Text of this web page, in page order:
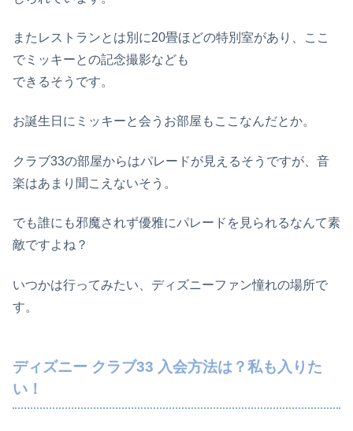
またレストランとは別に20畳ほどの特別室があり、ここ
でミッキーとの記念撮影なども
できるそうです。
お誕生日にミッキーと会うお部屋もここなんだとか。
クラブ33の部屋からはパレードが見えるそうですが、音
楽はあまり聞こえないそう。
でも誰にも邪魔されず優雅にパレードを見られるなんて素
敵ですよね？
いつかは行ってみたい、ディズニーファン憧れの場所で
す。
ディズニー クラブ33 入会方法は？私も入りた
い！